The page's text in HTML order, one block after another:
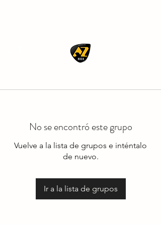
No se encontró este grupo
Vuelve a la lista de grupos e inténtalo
de nuevo.
Ir a la lista de grupos